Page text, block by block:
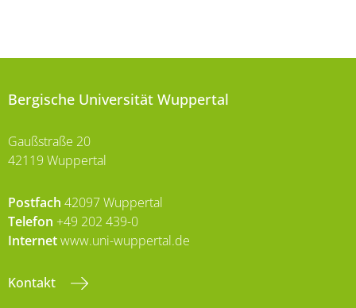
Bergische Universität Wuppertal
Gaußstraße 20
42119 Wuppertal
Postfach 42097 Wuppertal
Telefon +49 202 439-0
Internetwww.uni-wuppertal.de
Kontakt